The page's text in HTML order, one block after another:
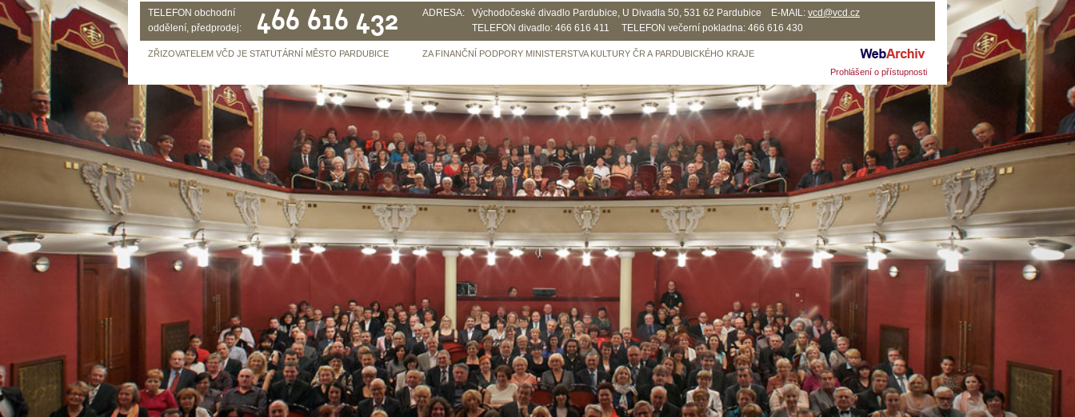
TELEFON obchodní
oddělení, předprodej:
466 616 432 ADRESA: Východočeské divadlo Pardubice, U Divadla 50, 531 62 Pardubice E-MAIL: vcd@vcd.cz
TELEFON divadlo: 466 616 411 TELEFON večerní pokladna: 466 616 430
ZŘIZOVATELEM VČD JE STATUTÁRNÍ MĚSTO PARDUBICE
ZA FINANČNÍ PODPORY MINISTERSTVA KULTURY ČR A PARDUBICKÉHO KRAJE
Prohlášení o přístupnosti